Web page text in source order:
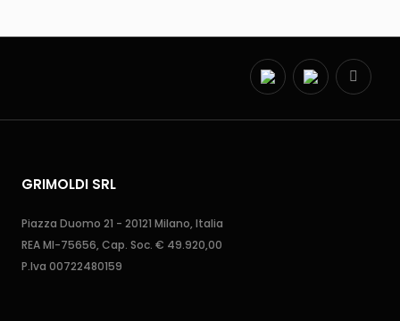
GRIMOLDI SRL
Piazza Duomo 21 - 20121 Milano, Italia
REA MI-75656, Cap. Soc. € 49.920,00
P.Iva 00722480159